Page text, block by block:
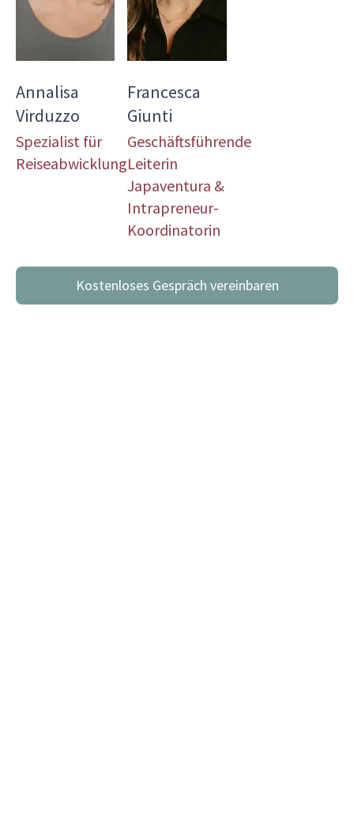
Annalisa
Virduzzo
Spezialist für
Reiseabwicklung
Francesca
Giunti
Geschäftsführende
Leiterin
Japaventura &
Intrapreneur-
Koordinatorin
Kostenloses Gespräch vereinbaren